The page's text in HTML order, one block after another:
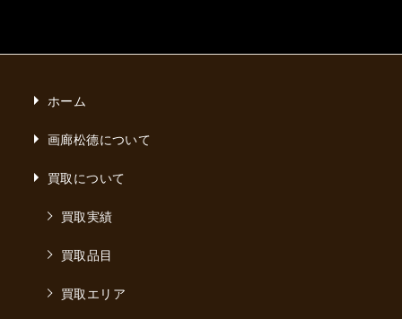
ホーム
画廊松德について
買取について
買取実績
買取品目
買取エリア